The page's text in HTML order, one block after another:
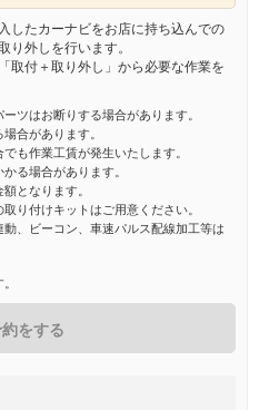
したカーナビをお店に持ち込んでの
り外しを行います。
取付＋取り外し」から必要な作業を
ツはお断りする場合があります。
合があります。
も作業工賃が発生いたします。
る場合があります。
となります。
り付けキットはご用意ください。
、ビーコン、車速パルス配線加工等は
をする